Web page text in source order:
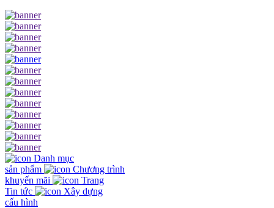
Danh mục
sản phẩm
Chương trình
khuyến mãi
Trang
Tin tức
Xây dựng
cấu hình